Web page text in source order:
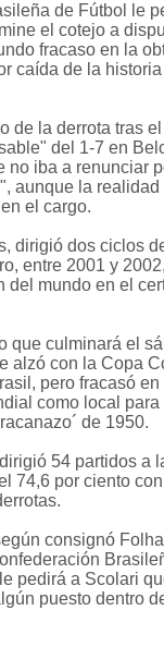
de Fútbol le
el cotejo a
fracaso en la
caída de la
de la derrota tras
del 1-7 en
no iba a renunciar
aunque la
el cargo.
dirigió dos ciclos
entre 2001 y
del mundo en el
que culminará el
alzó con la Copa
pero fracasó
como local para
de 1950.
dirigió 54 partidos a
74,6 por ciento
consignó
pedirá a Scolari
puesto dentro